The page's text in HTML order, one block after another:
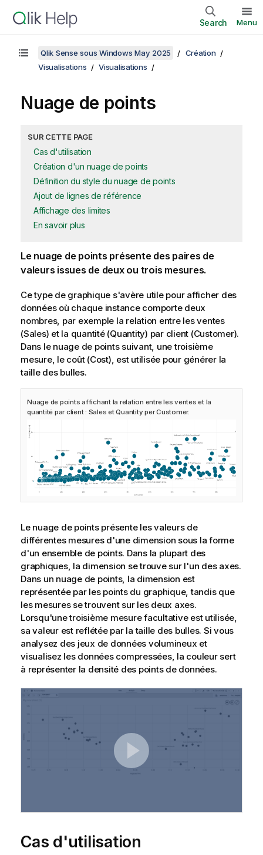
Search Menu
Qlik Sense sous Windows May 2025
Création
Visualisations
Visualisations
Nuage de points
SUR CETTE PAGE
Cas d'utilisation
Création d'un nuage de points
Définition du style du nuage de points
Ajout de lignes de référence
Affichage des limites
En savoir plus
Le nuage de points présente des paires de
valeurs issues de deux ou trois mesures.
Ce type de graphique s'avère utile pour afficher des
données où chaque instance comporte deux
nombres, par exemple la relation entre les ventes
(Sales) et la quantité (Quantity) par client (Customer).
Dans le nuage de points suivant, une troisième
mesure, le coût (Cost), est utilisée pour générer la
taille des bulles.
Nuage de points affichant la relation entre les ventes et la
quantité par client : Sales et Quantity per Customer.
Le nuage de points présente les valeurs de
différentes mesures d'une dimension sous la forme
d'un ensemble de points. Dans la plupart des
graphiques, la dimension se trouve sur l'un des axes.
Dans un nuage de points, la dimension est
représentée par les points du graphique, tandis que
les mesures se trouvent sur les deux axes.
Lorsqu'une troisième mesure facultative est utilisée,
sa valeur est reflétée par la taille des bulles. Si vous
analysez des jeux de données volumineux et
visualisez les données compressées, la couleur sert
à représenter la densité des points de données.
Cas d'utilisation